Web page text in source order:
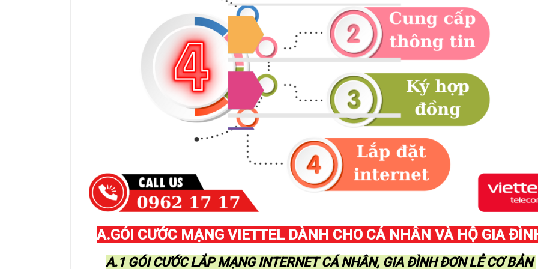
A.GÓI CƯỚC MẠNG VIETTEL DÀNH CHO CÁ NHÂN VÀ HỘ GIA
A.1 GÓI CƯỚC LẮP MẠNG INTERNET CÁ NHÂN, GIA ĐÌNH ĐƠN LẺ CƠ BẢN